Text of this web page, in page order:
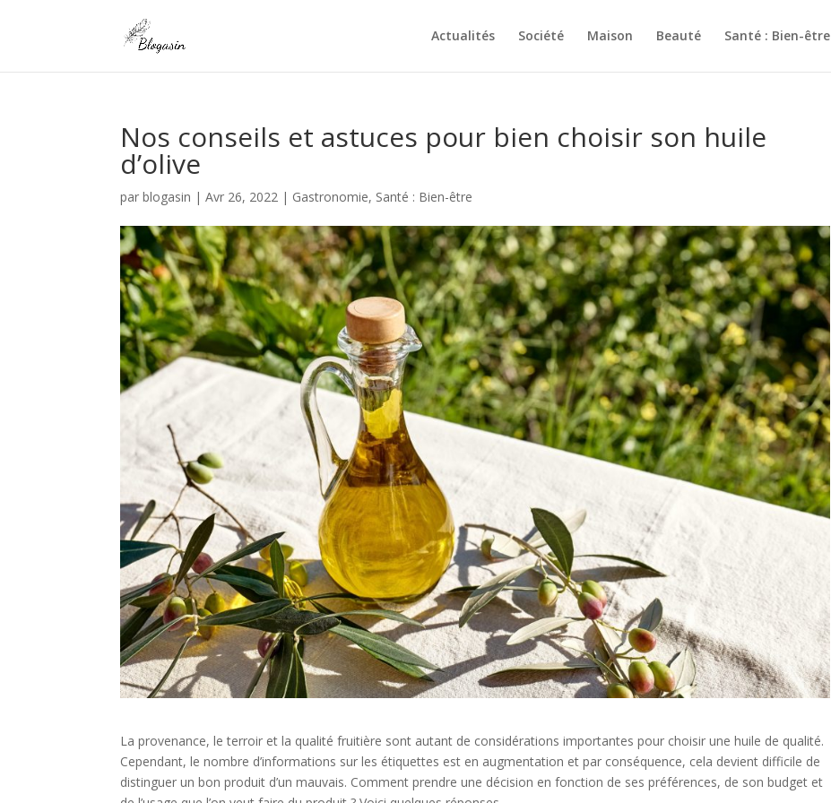
Actualités Société Maison Beauté Santé : Bien-être
Nos conseils et astuces pour bien choisir son huile
d’olive
parblogasin |Avr 26, 2022 | Gastronomie, Santé : Bien-être
La provenance, le terroir et la qualité fruitière sont autant de considérations importantes pour choisir une huile de qualité.
Cependant, le nombre d’informations sur les étiquettes est en augmentation et par conséquence, cela devient difficile de
distinguer un bon produit d’un mauvais. Comment prendre une décision en fonction de ses préférences, de son budget et